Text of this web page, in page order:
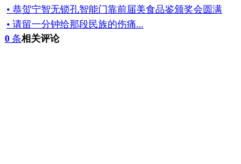
• 恭贺宁智无锁孔智能门靠前届美食品鉴颁奖会圆满
• 请留一分钟给那段民族的伤痛...
0 条相关评论